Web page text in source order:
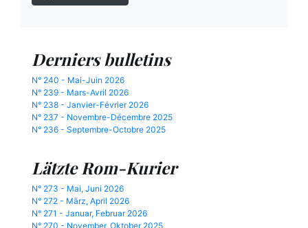
Derniers bulletins
N° 240 - Mai-Juin 2026
N° 239 - Mars-Avril 2026
N° 238 - Janvier-Février 2026
N° 237 - Novembre-Décembre 2025
N° 236 - Septembre-Octobre 2025
Lätzte Rom-Kurier
N° 273 - Mai, Juni 2026
N° 272 - März, April 2026
N° 271 - Januar, Februar 2026
N° 270 - November, Oktober 2025